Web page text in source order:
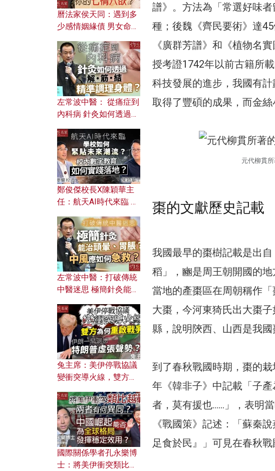
譜》。方法為「常選好味
種；後魏《齊民要術》達
《廣群芳譜》和《植物名
授考證1742年以前古籍所
科技發展的進步，我國有
取得了豐碩的成果，而金絲
元代柳貫
棗的文獻歷史記載
我國最早的棗樹記載是出
稻」，豳是周王朝開國的
當地的產棗區在周朝稱作
大棗，今河東猗氏出大棗
縣，說明陝西、山西是我國
到了春秋戰國時期，棗的
年《韓非子》中記載「子
者，莫有援也……」，表明
《戰國策》記述：「蘇秦
足食於民』」可見在春秋
曆法家侯天同：遇到多
少感情姻緣債 男女命途
的七情六欲？
左常波中醫： 從痛症到
內科病 針灸如何透過解
鄭俊傑校長X陳穎華主
任：航天AI時代來臨 學
校內數字教育如何實踐
落地？
左常波中醫：打破傳統
中醫迷思 極簡針灸能治
何急救？
兔主席：美伊停戰協議
變衝突導火線，雙方為
洞悉特朗普虛張聲勢？
國際關係學者孔永樂博
士：將美伊衝突類比越